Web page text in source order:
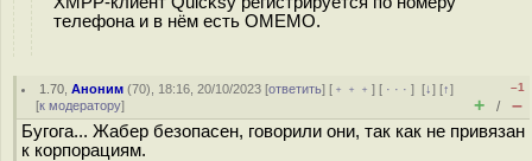
телефона и в нём есть OMEMO.
1.70 ,Аноним (70), 18:16, 20/10/2023 [ответить] [ ﹢﹢﹢] [ · · ·][↓] [↑]
[к модератору]
–1
+ / –
Бугога... Жабер безопасен, говорили они, так как не привязан
к корпорациям.